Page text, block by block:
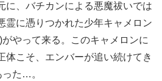
に、バチカンによる悪魔祓いでは
霊に憑りつかれた少年キャメロン
やって来る。このキャメロンに
体こそ、エンバーが追い続けてき
った…。